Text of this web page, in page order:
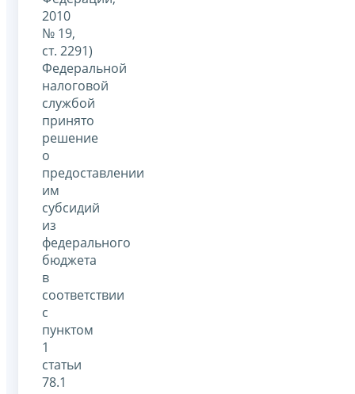
2010
№ 19,
ст. 2291)
Федеральной
налоговой
службой
принято
решение
о
предоставлении
им
субсидий
из
федерального
бюджета
в
соответствии
с
пунктом
1
статьи
78.1